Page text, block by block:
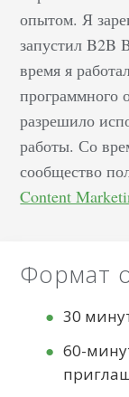
опытом. Я
запустил B2B
время я
программного
разрешило
работы. Со
сообщество
Content
Формат
30
60-